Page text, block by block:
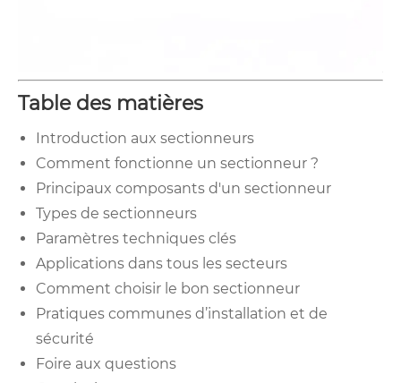
Table des matières
Introduction aux sectionneurs
Comment fonctionne un sectionneur ?
Principaux composants d'un sectionneur
Types de sectionneurs
Paramètres techniques clés
Applications dans tous les secteurs
Comment choisir le bon sectionneur
Pratiques communes d’installation et de
sécurité
Foire aux questions